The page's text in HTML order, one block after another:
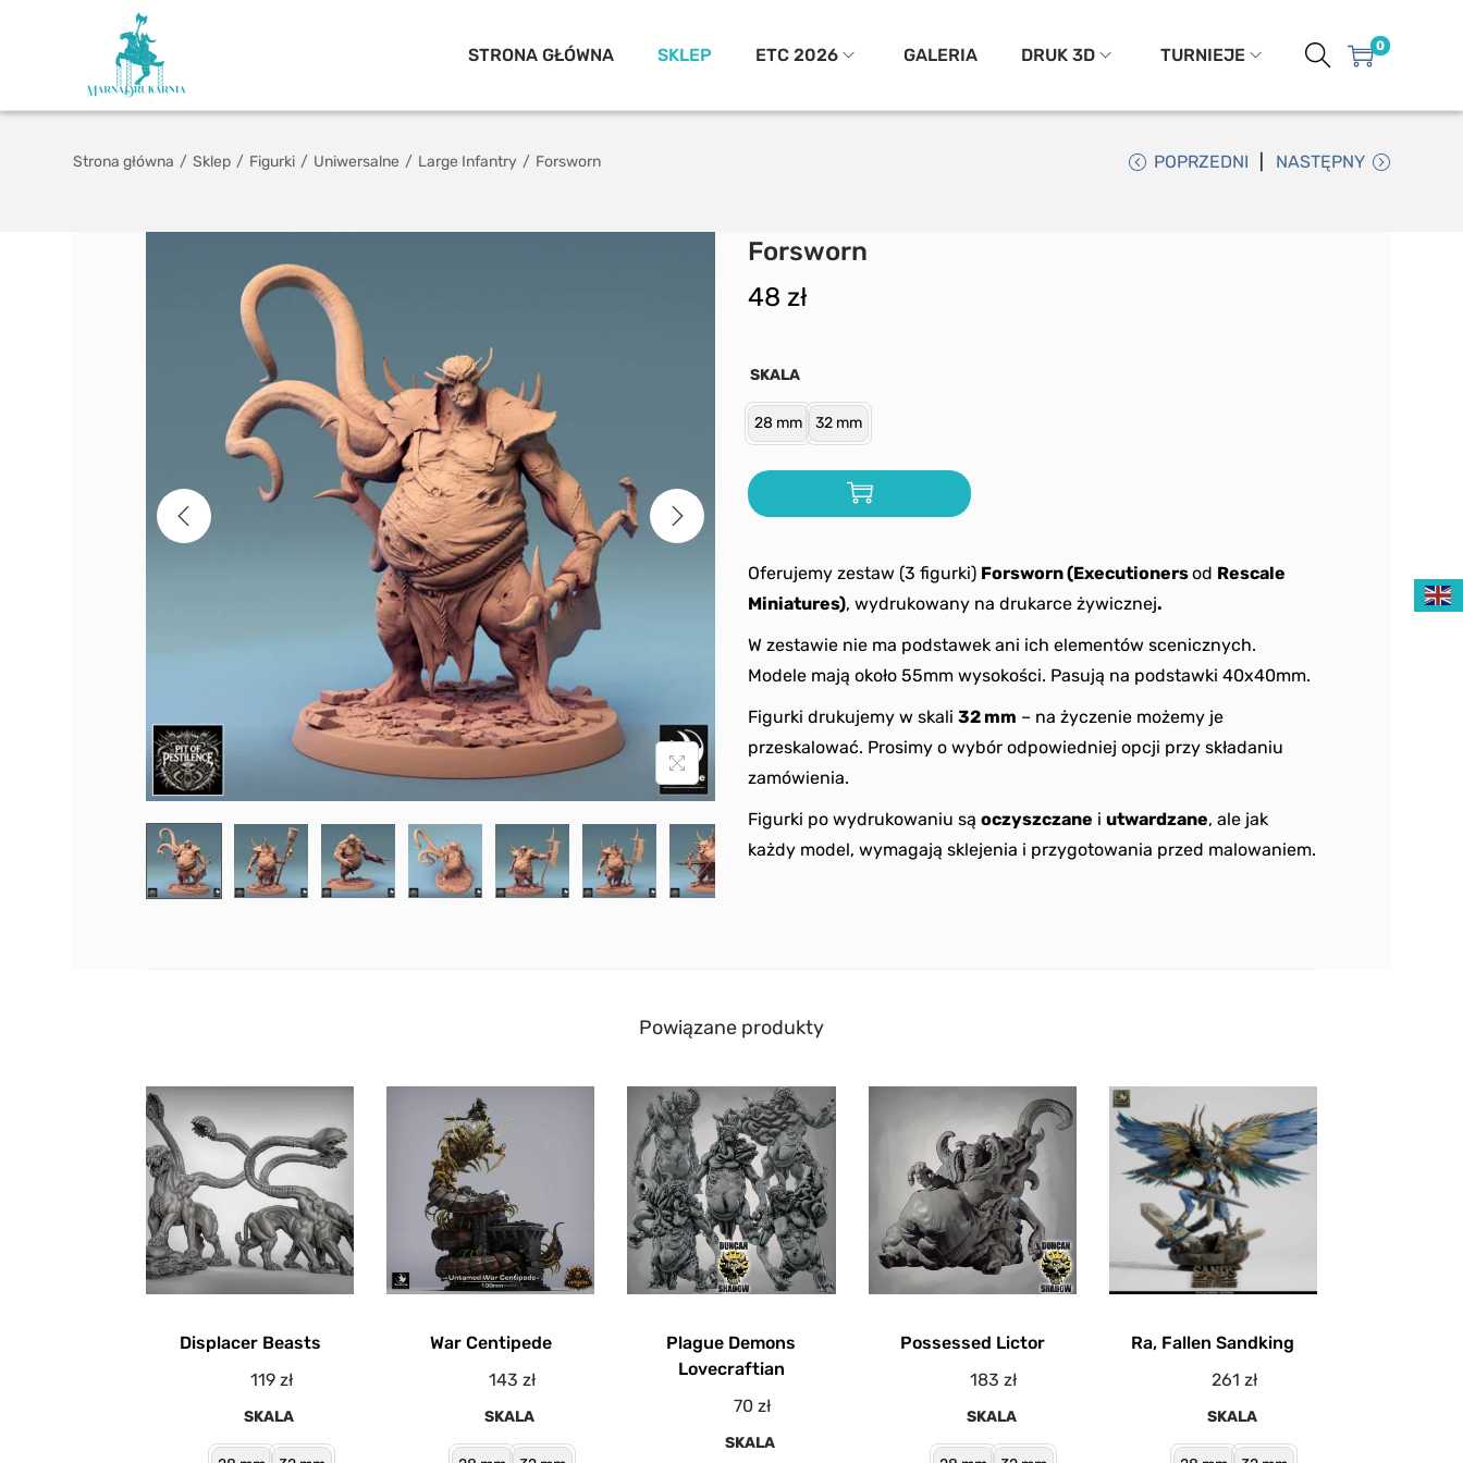
STRONA GŁÓWNA SKLEP ETC 2026 GALERIA DRUK 3D TURNIEJE 0
Strona główna / Sklep / Figurki / Uniwersalne / Large Infantry / Forsworn POPRZEDNI NASTĘPNY
Forsworn
48 zł
Oferujemy zestaw (3 figurki) Forsworn (Executionersod Rescale
Miniatures), wydrukowany na drukarce żywicznej.
W zestawie nie ma podstawek ani ich elementów scenicznych.
Modele mają około 55mm wysokości. Pasują na podstawki 40x40mm.
Figurki drukujemy w skali 32 mm – na życzenie możemy je
przeskalować. Prosimy o wybór odpowiedniej opcji przy składaniu
zamówienia.
Figurki po wydrukowaniu są oczyszczane i utwardzane, ale jak
każdy model, wymagają sklejenia i przygotowania przed malowaniem.
SKALA
28 mm 32 mm
Powiązane produkty
Displacer Beasts
119 zł
SKALA
War Centipede
143 zł
SKALA
Plague Demons
Lovecraftian
70zł
SKALA
Possessed Lictor
183zł
SKALA
Ra, Fallen Sandking
261 zł
SKALA